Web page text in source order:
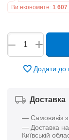
Ви економите: 1 607
+
−
Додати до
Доставка
— Самовивіз з
— Доставка
Київській